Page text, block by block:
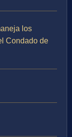
los
Condado de